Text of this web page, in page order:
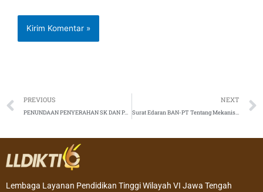
Prev
PREVIOUS
PENUNDAAN PENYERAHAN SK DAN PAK JABATAN FUNGSIONAL AKADEMIK DOSEN, APRIL 2020 MINGGU KE-1 (1 APRIL 2020)
NEXT
Surat Edaran BAN-PT Tentang Mekanisme Perpanjangan Akreditasi
Lembaga Layanan Pendidikan Tinggi Wilayah VI Jawa Tengah